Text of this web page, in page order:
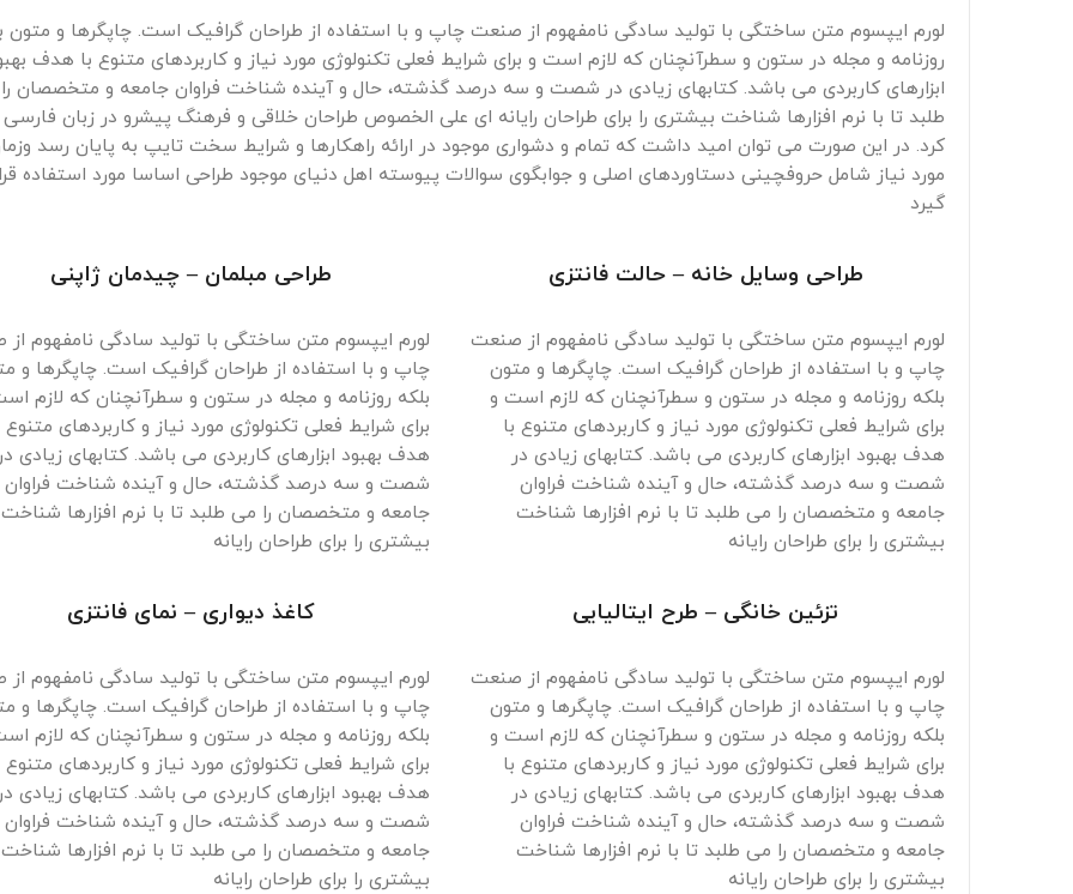
لورم ایپسوم متن ساختگی با تولید سادگی نامفهوم از صنعت چاپ و با استفاده از طراحان گرافیک است. چاپگرها و متون
روزنامه و مجله در ستون و سطرآنچنان که لازم است و برای شرایط فعلی تکنولوژی مورد نیاز و کاربردهای متنوع با هدف
ابزارهای کاربردی می باشد. کتابهای زیادی در شصت و سه درصد گذشته، حال و آینده شناخت فراوان جامعه و متخصصان
طلبد تا با نرم افزارها شناخت بیشتری را برای طراحان رایانه ای علی الخصوص طراحان خلاقی و فرهنگ پیشرو در زبان فارسی
کرد. در این صورت می توان امید داشت که تمام و دشواری موجود در ارائه راهکارها و شرایط سخت تایپ به پایان رسد
مورد نیاز شامل حروفچینی دستاوردهای اصلی و جوابگوی سوالات پیوسته اهل دنیای موجود طراحی اساسا مورد استفاده
گیرد
طراحی وسایل خانه – حالت فانتزی
لورم ایپسوم متن ساختگی با تولید سادگی نامفهوم از صنعت
چاپ و با استفاده از طراحان گرافیک است. چاپگرها و متون
بلکه روزنامه و مجله در ستون و سطرآنچنان که لازم است و
برای شرایط فعلی تکنولوژی مورد نیاز و کاربردهای متنوع با
هدف بهبود ابزارهای کاربردی می باشد. کتابهای زیادی در
شصت و سه درصد گذشته، حال و آینده شناخت فراوان
جامعه و متخصصان را می طلبد تا با نرم افزارها شناخت
بیشتری را برای طراحان رایانه
طراحی مبلمان – چیدمان ژاپنی
لورم ایپسوم متن ساختگی با تولید سادگی نامفهوم
چاپ و با استفاده از طراحان گرافیک است. چاپگرها و
بلکه روزنامه و مجله در ستون و سطرآنچنان که لازم
برای شرایط فعلی تکنولوژی مورد نیاز و کاربردهای متنوع
هدف بهبود ابزارهای کاربردی می باشد. کتابهای زیادی در
شصت و سه درصد گذشته، حال و آینده شناخت فراوان
جامعه و متخصصان را می طلبد تا با نرم افزارها شناخت
بیشتری را برای طراحان رایانه
تزئین خانگی – طرح ایتالیایی
لورم ایپسوم متن ساختگی با تولید سادگی نامفهوم از صنعت
چاپ و با استفاده از طراحان گرافیک است. چاپگرها و متون
بلکه روزنامه و مجله در ستون و سطرآنچنان که لازم است و
برای شرایط فعلی تکنولوژی مورد نیاز و کاربردهای متنوع با
هدف بهبود ابزارهای کاربردی می باشد. کتابهای زیادی در
شصت و سه درصد گذشته، حال و آینده شناخت فراوان
جامعه و متخصصان را می طلبد تا با نرم افزارها شناخت
بیشتری را برای طراحان رایانه
کاغذ دیواری – نمای فانتزی
لورم ایپسوم متن ساختگی با تولید سادگی نامفهوم
چاپ و با استفاده از طراحان گرافیک است. چاپگرها و
بلکه روزنامه و مجله در ستون و سطرآنچنان که لازم
برای شرایط فعلی تکنولوژی مورد نیاز و کاربردهای متنوع
هدف بهبود ابزارهای کاربردی می باشد. کتابهای زیادی در
شصت و سه درصد گذشته، حال و آینده شناخت فراوان
جامعه و متخصصان را می طلبد تا با نرم افزارها شناخت
بیشتری را برای طراحان رایانه